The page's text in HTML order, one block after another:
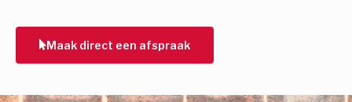
Maak direct een afspraak